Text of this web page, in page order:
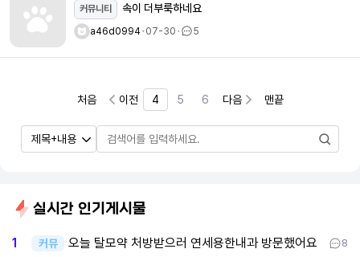
커뮤니티 속이 더부룩하네요
a46d0994ㆍ07-30ㆍ 5
처음 이전 4 5 6 다음 맨끝
실시간 인기게시물
1 커뮤 오늘 탈모약 처방받으러 연세용한내과 방문했어요 8